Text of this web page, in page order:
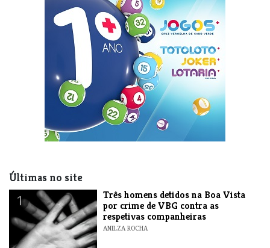
Últimas no site
1
Três homens detidos na Boa Vista
por crime de VBG contra as
respetivas companheiras
ANILZA ROCHA